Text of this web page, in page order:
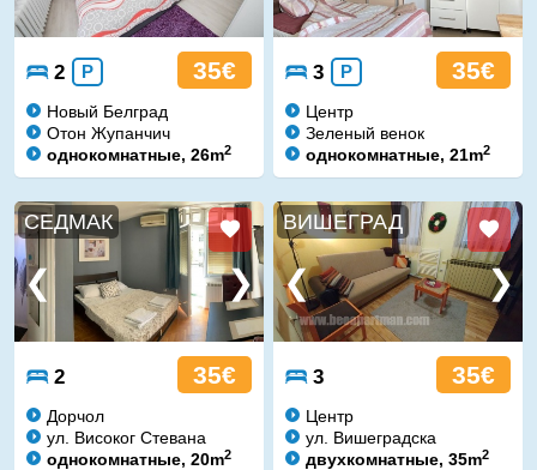
2 P 35€
Новый Белград
Отон Жупанчич
однокомнатные, 26m2
3 P 35€
Центр
Зеленый венок
однокомнатные, 21m2
СЕДМАК
2 35€
Дорчол
ул. Високог Стевана
однокомнатные, 20m2
ВИШЕГРАД
3 35€
Центр
ул. Вишеградска
двухкомнатные, 35m2